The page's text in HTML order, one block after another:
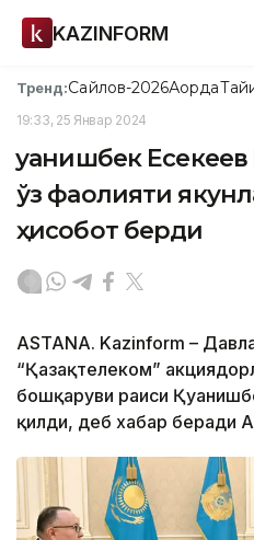
KAZINFORM
Тренд:Сайлов-2026Ақорда
19:33, 25 Январ 2024
Қуанишбек
ўз фаолияти
ҳисобот берди
ASTANA. Kazinform –
“Қазақтелеком”
бошқаруви раиси
қилди, деб хабар беради